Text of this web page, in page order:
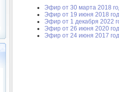
Эфир от 30 марта 2018
Эфир от 19 июня 2018
Эфир от 1 декабря 2022
Эфир от 26 июня 2020
Эфир от 24 июня 2017